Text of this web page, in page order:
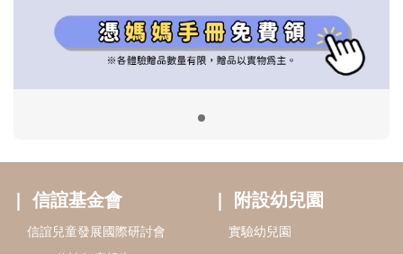
2022信誼年度報告
2023信誼年度報告
2024信誼年度報告
好孕袋
分齡育兒電子報
小袋鼠幼師網